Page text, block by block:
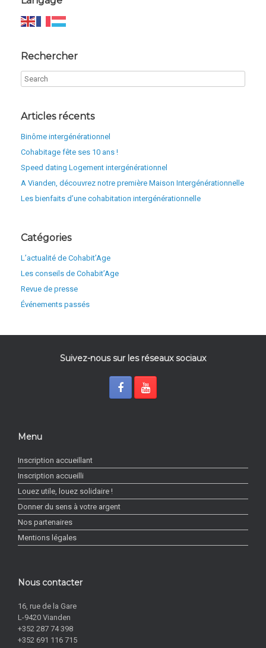
Rechercher
Articles récents
Binôme intergénérationnel
Cohabitage fête ses 10 ans !
Speed dating Logement intergénérationnel
A Vianden, découvrez notre première Maison Intergénérationnelle
Les bienfaits d’une cohabitation intergénérationnelle
Catégories
L’actualité de Cohabit’Age
Les conseils de Cohabit’Age
Revue de presse
Événements passés
Suivez-nous sur les réseaux sociaux
Menu
Inscription accueillant
Inscription accueilli
Louez utile, louez solidaire !
Donner du sens à votre argent
Nos partenaires
Mentions légales
Nous contacter
16, rue de la Gare
L-9420 Vianden
+352 287 74 398
+352 691 116 715